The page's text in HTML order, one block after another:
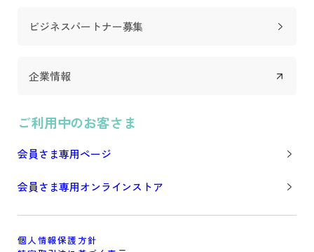
ビジネスパートナー募集
企業情報
ご利用中のお客さま
会員さま専用ページ
会員さま専用オンラインストア
個人情報保護方針